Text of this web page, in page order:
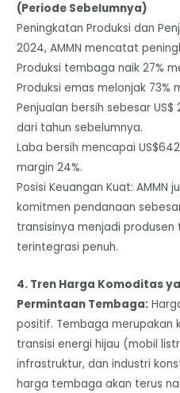
(Periode Sebelumnya)
​Peningkatan Produksi dan
2024, AMMN mencatat
​Produksi tembaga naik 27%
​Produksi emas melonjak 73%
​Penjualan bersih sebesar US$
dari tahun sebelumnya.
​Laba bersih mencapai
margin 24%.
​Posisi Keuangan Kuat: AMMN
komitmen pendanaan
transisinya menjadi
terintegrasi penuh.
​4. Tren Harga Komoditas
​Permintaan Tembaga:
positif. Tembaga merupakan
transisi energi hijau (mobil
infrastruktur, dan industri
harga tembaga akan terus